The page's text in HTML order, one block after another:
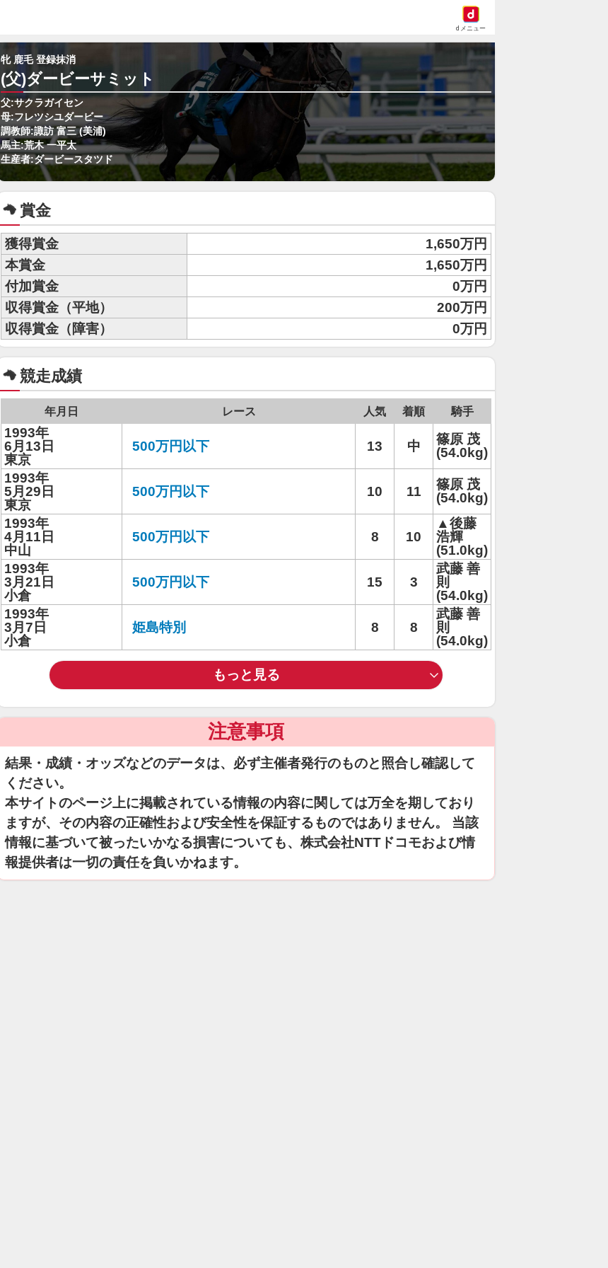
dメニュー
牝 鹿毛 登録抹消
(父)ダービーサミット
父:サクラガイセン
母:フレツシユダービー
調教師:諏訪 富三 (美浦)
馬主:荒木 一平太
生産者:ダービースタツド
賞金
獲得賞金
1,650万円
本賞金
1,650万円
付加賞金
0万円
収得賞金（平地）
200万円
収得賞金（障害）
0万円
競走成績
年月日 レース 人気 着順 騎手
1993年
6月13日
東京
500万円以下 13 中
篠原 茂
(54.0kg)
1993年
5月29日
東京
500万円以下 10 11
篠原 茂
(54.0kg)
1993年
4月11日
中山
500万円以下 8 10
▲後藤
浩輝
(51.0kg)
1993年
3月21日
小倉
500万円以下 15 3
武藤 善
則
(54.0kg)
1993年
3月7日
小倉
姫島特別 8 8
武藤 善
則
(54.0kg)
もっと見る
注意事項
結果・成績・オッズなどのデータは、必ず主催者発行のものと照合し確認して
ください。
本サイトのページ上に掲載されている情報の内容に関しては万全を期しており
ますが、その内容の正確性および安全性を保証するものではありません。 当該
情報に基づいて被ったいかなる損害についても、株式会社NTTドコモおよび情
報提供者は一切の責任を負いかねます。